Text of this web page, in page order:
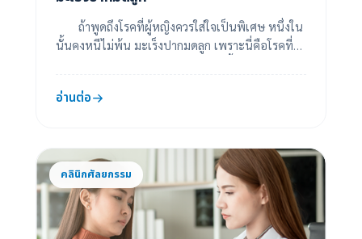
ถ้าพูดถึงโรคที่ผู้หญิงควรใส่ใจเป็นพิเศษ หนึ่งใน
นั้นคงหนีไม่พ้น มะเร็งปากมดลูก เพราะนี่คือโรคที่
อ่านต่อ
คลินิกศัลยกรรม